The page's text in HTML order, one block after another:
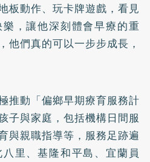
板動作、玩卡牌遊戲，看見
，讓他深刻體會早療的重
他們真的可以一步步成長，
推動「偏鄉早期療育服務計
子與家庭，包括機構日間服
與親職指導等，服務足跡遍
里、基隆和平島、宜蘭員